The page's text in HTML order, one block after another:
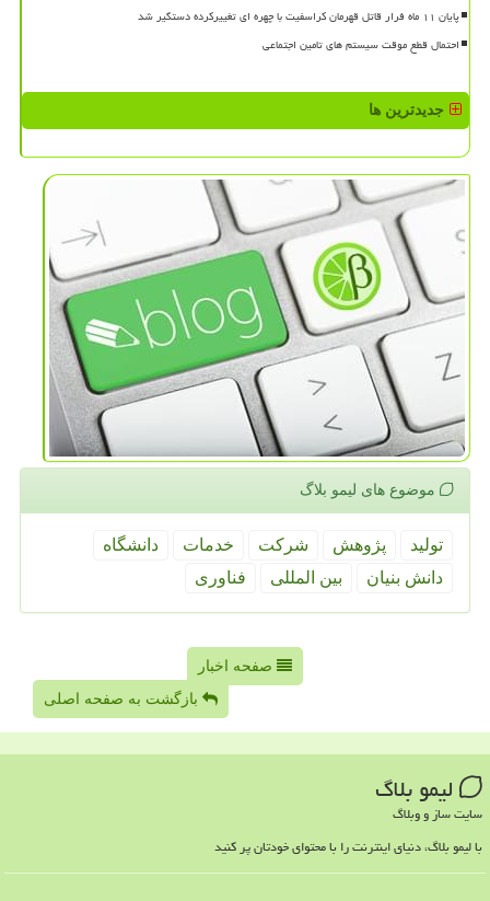
پایان ۱۱ ماه فرار قاتل قهرمان کراسفیت با چهره ای تغییرکرده دستگیر شد
احتمال قطع موقت سیستم های تامین اجتماعی
جدیدترین ها
موضوع های لیمو بلاگ
تولید پژوهش شركت خدمات
دانشگاه
دانش بنیان
بین المللی فناوری
صفحه اخبار
بازگشت به صفحه اصلی
لیمو بلاگ
سایت ساز و وبلاگ
با لیمو بلاگ، دنیای اینترنت را با محتوای خودتان پر کنید